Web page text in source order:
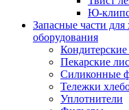
Ю-
Запасные части для
оборудования
Пекарские
Силиконные
Тележки
Уплотнители